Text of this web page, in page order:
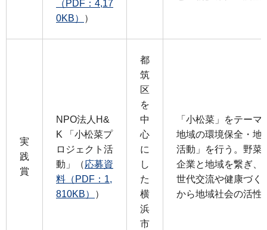
（PDF：4,17
0KB）
）
実
践
賞
NPO法人H&
K 「小松菜プ
ロジェクト活
動」（応募資
料（PDF：1,
810KB）
）
都
筑
区
を
中
心
に
し
た
横
浜
市
「小松菜」をテー
地域の環境保全・地
活動」を行う。野菜
企業と地域を繋ぎ、
世代交流や健康づく
から地域社会の活性